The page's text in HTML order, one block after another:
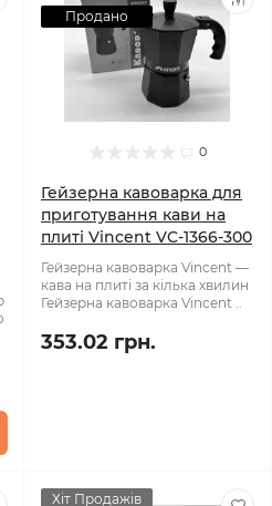
Продано
0
Гейзерна кавоварка для
приготування кави на
плиті Vincent VC-1366-300
Гейзерна кавоварка Vincent —
кава на плиті за кілька хвилин
Гейзерна кавоварка Vincent ..
353.02 грн.
Хіт Продажів